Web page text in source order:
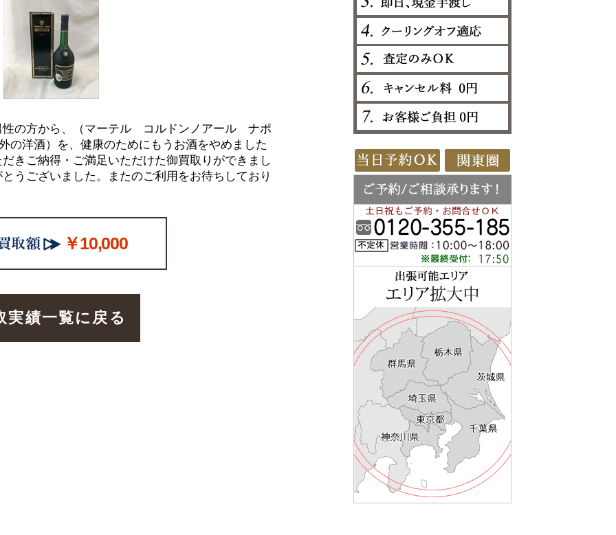
性の方から、（マーテル コルドンノアール ナポ
洋酒）を、健康のためにもうお酒をやめました
きご納得・ご満足いただけた御買取りができまし
うございました。またのご利用をお待ちしており
￥10,000
実績一覧に戻る